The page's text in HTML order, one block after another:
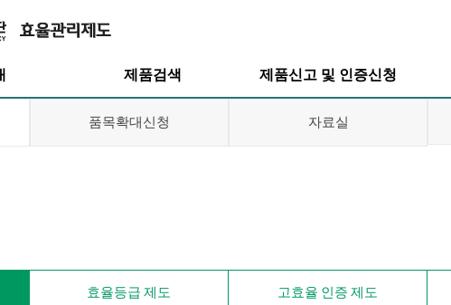
제품검색
프로그램
제품신고 및 인증신청
프로그램
품목확대신청 자료실
효율등급 제도 고효율 인증 제도